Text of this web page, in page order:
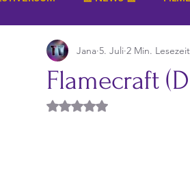
SONSTIGES
Flamecraft
Jana 5. Juli 2 Min. Lesezeit
Mit NaN von 5 Sternen